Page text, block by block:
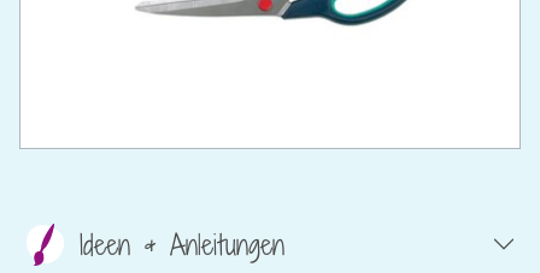
Ideen & Anleitungen